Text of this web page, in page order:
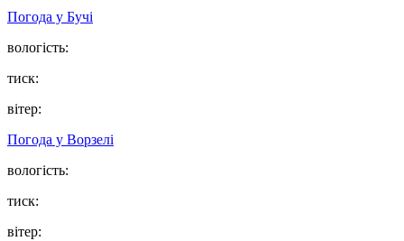
Погода у Бучі
вологість:
тиск:
вітер:
Погода у Ворзелі
вологість:
тиск:
вітер: